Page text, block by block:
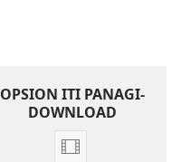
OPSION ITI PANAGI-
DOWNLOAD
Dagiti